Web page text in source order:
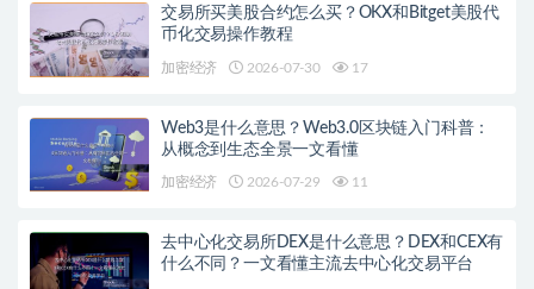
交易所买美股合约怎么买？OKX和Bitget美股代
币化交易操作教程
加密经济 2026-07-30 17
Web3是什么意思？Web3.0区块链入门科普：
从概念到生态全景一文看懂
加密经济 2026-07-29 11
去中心化交易所DEX是什么意思？DEX和CEX有
什么不同？一文看懂主流去中心化交易平台